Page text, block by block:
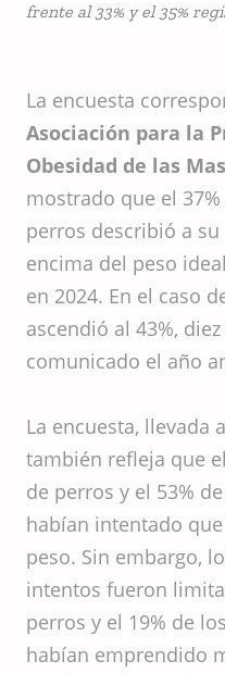
frente al 33% y el 35%
La encuesta
Asociación para la
Obesidad de las
mostrado que el
perros describió a
encima del peso
en 2024. En el caso
ascendió al 43%,
comunicado el año
La encuesta, llevada
también refleja que
de perros y el 53%
habían intentado
peso. Sin embargo,
intentos fueron
perros y el 19% de
habían emprendido